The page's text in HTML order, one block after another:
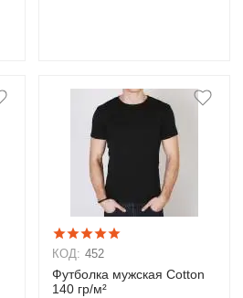
КОД: 452
Футболка мужская Cotton
140 гр/м²